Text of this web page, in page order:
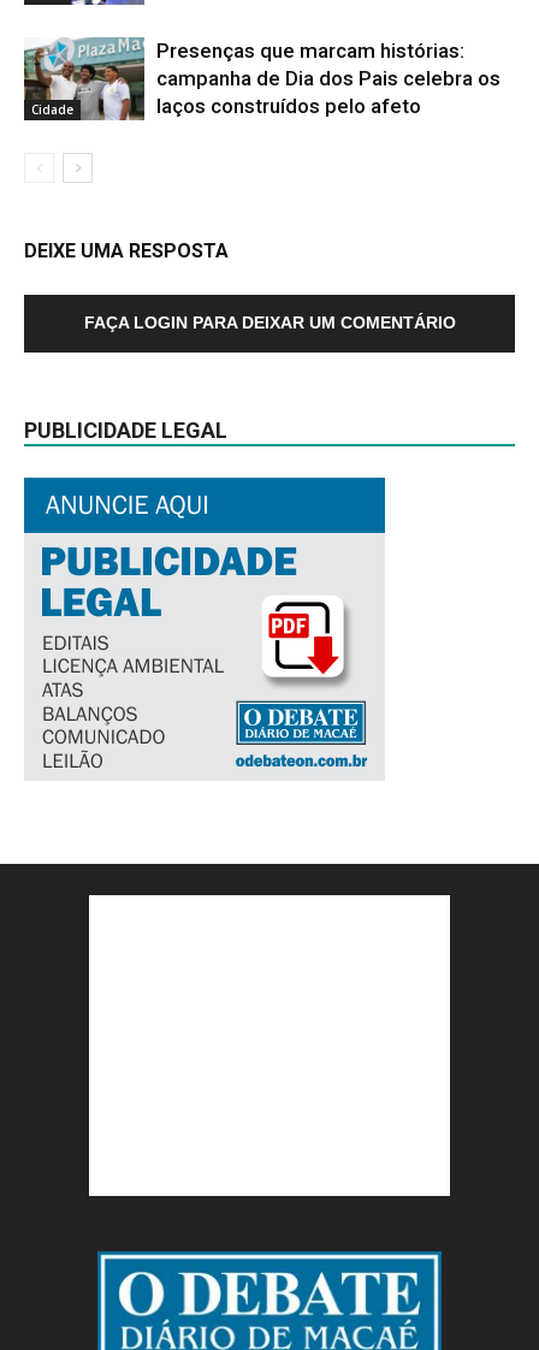
Cidade
Presenças que marcam histórias:
campanha de Dia dos Pais celebra os
laços construídos pelo afeto
DEIXE UMA RESPOSTA
FAÇA LOGIN PARA DEIXAR UM COMENTÁRIO
PUBLICIDADE LEGAL